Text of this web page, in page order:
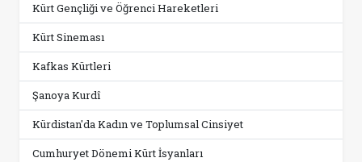
Kürt Gençliği ve Öğrenci Hareketleri
Kürt Sineması
Kafkas Kürtleri
Şanoya Kurdî
Kürdistan'da Kadın ve Toplumsal Cinsiyet
Cumhuryet Dönemi Kürt İsyanları